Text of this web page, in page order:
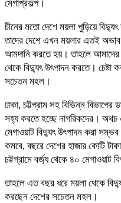
মেগাপ্রকল্প।
চীনের মতো দেশে ময়লা পুড়িয়ে বিদ্যুৎ
তাদের দেশে এখন ময়লার এতই অভাব
আমদানি করতে হয়। তাহলে আমাদের
থেকে বিদ্যুৎ উৎপাদন করতে।
সচেতন মহল।
ঢাকা, চট্টগ্রাম সহ বিভিন্ন
সহ্য করতে হচ্ছে নাগরিকদের।
মেগাওয়াট বিদ্যুৎ উৎপাদন করা
কমবে, বছরে দেশের হাজার কোটি
চট্টগ্রামে বর্জ্য থেকে ৪০ মেগাওয়াট
তাহলে এত বছর ধরে ময়লা থেকে
করছেন দেশের সচেতন মহল।